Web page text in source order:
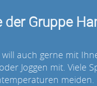
Gruppe
auch gerne mit
Joggen mit. Viele
meiden.